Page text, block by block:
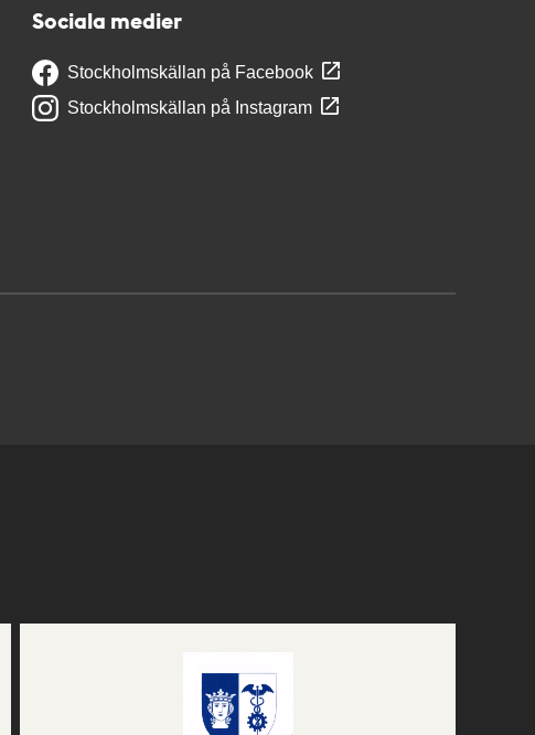
Sociala medier
Stockholmskällan på Facebook
Stockholmskällan på Instagram